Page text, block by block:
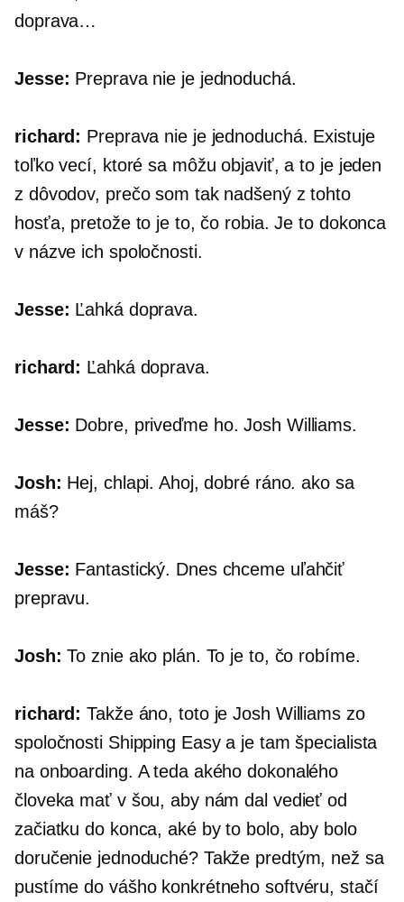
doprava…
Jesse: Preprava nie je jednoduchá.
richard: Preprava nie je jednoduchá. Existuje
toľko vecí, ktoré sa môžu objaviť, a to je jeden
z dôvodov, prečo som tak nadšený z tohto
hosťa, pretože to je to, čo robia. Je to dokonca
v názve ich spoločnosti.
Jesse: Ľahká doprava.
richard: Ľahká doprava.
Jesse: Dobre, priveďme ho. Josh Williams.
Josh: Hej, chlapi. Ahoj, dobré ráno. ako sa
máš?
Jesse: Fantastický. Dnes chceme uľahčiť
prepravu.
Josh: To znie ako plán. To je to, čo robíme.
richard: Takže áno, toto je Josh Williams zo
spoločnosti Shipping Easy a je tam špecialista
na onboarding. A teda akého dokonalého
človeka mať v šou, aby nám dal vedieť od
začiatku do konca, aké by to bolo, aby bolo
doručenie jednoduché? Takže predtým, než sa
pustíme do vášho konkrétneho softvéru, stačí